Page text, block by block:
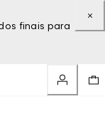
finais para